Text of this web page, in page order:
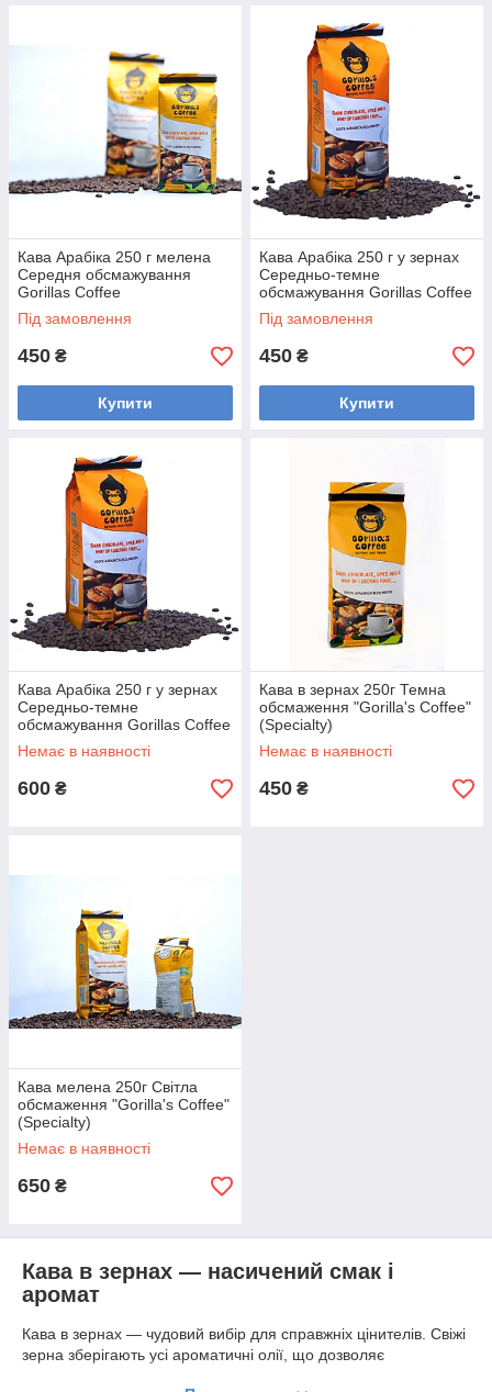
Кава Арабіка 250 г мелена
Середня обсмажування
Gorillas Coffee
Під замовлення
450 ₴
Купити
Кава Арабіка 250 г у зернах
Середньо-темне
обсмажування Gorillas Coffee
Під замовлення
450 ₴
Купити
Кава Арабіка 250 г у зернах
Середньо-темне
обсмажування Gorillas Coffee
Немає в наявності
600 ₴
Кава в зернах 250г Темна
обсмаження "Gorilla's Coffee"
(Specialty)
Немає в наявності
450 ₴
Кава мелена 250г Світла
обсмаження "Gorilla's Coffee"
(Specialty)
Немає в наявності
650 ₴
Кава в зернах — насичений смак і
аромат
Кава в зернах — чудовий вибір для справжніх цінителів. Свіжі
зерна зберігають усі ароматичні олії, що дозволяє